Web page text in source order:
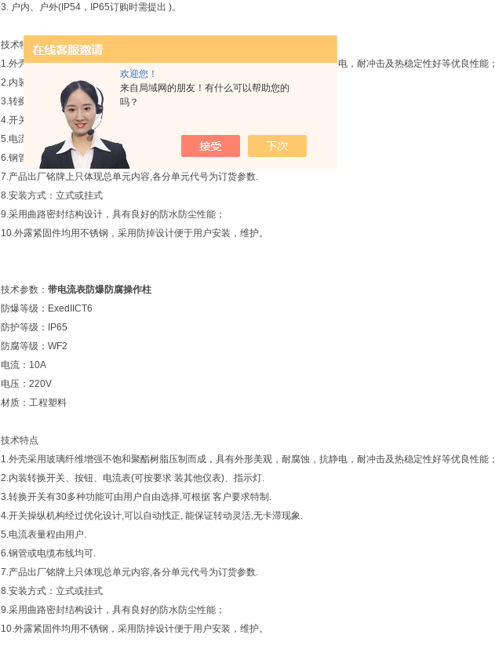
欢迎您！
来自局域网的朋友！有什么可以帮助您的
吗？
3. 户内、户外(IP54，IP65订购时需提出 )。
技术特点
1.外壳采用玻璃纤维增强不饱和聚酯树脂压制而成，具有外形美观，耐腐蚀，抗静电，耐冲击及热稳定性好等优良性能；
2.内装转换开关、按钮、电流表(可按要求 装其他仪表)、指示灯.
3.转换开关有30多种功能可由用户自由选择,可根据 客户要求特制.
4.开关操纵机构经过优化设计,可以自动找正, 能保证转动灵活,无卡滞现象.
5.电流表量程由用户.
6.钢管或电缆布线均可.
7.产品出厂铭牌上只体现总单元内容,各分单元代号为订货参数.
8.安装方式：立式或挂式
9.采用曲路密封结构设计，具有良好的防水防尘性能；
10.外露紧固件均用不锈钢，采用防掉设计便于用户安装，维护。
技术参数： 带电流表防爆防腐操作柱
防爆等级：ExedIICT6
防护等级：IP65
防腐等级：WF2
电流：10A
电压：220V
材质：工程塑料
技术特点
1.外壳采用玻璃纤维增强不饱和聚酯树脂压制而成，具有外形美观，耐腐蚀，抗静电，耐冲击及热稳定性好等优良性能；
2.内装转换开关、按钮、电流表(可按要求 装其他仪表)、指示灯.
3.转换开关有30多种功能可由用户自由选择,可根据 客户要求特制.
4.开关操纵机构经过优化设计,可以自动找正, 能保证转动灵活,无卡滞现象.
5.电流表量程由用户.
6.钢管或电缆布线均可.
7.产品出厂铭牌上只体现总单元内容,各分单元代号为订货参数.
8.安装方式：立式或挂式
9.采用曲路密封结构设计，具有良好的防水防尘性能；
10.外露紧固件均用不锈钢，采用防掉设计便于用户安装，维护。